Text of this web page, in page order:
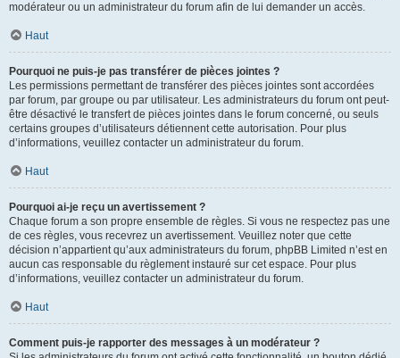
modérateur ou un administrateur du forum afin de lui demander un accès.
Haut
Pourquoi ne puis-je pas transférer de pièces jointes ?
Les permissions permettant de transférer des pièces jointes sont accordées
par forum, par groupe ou par utilisateur. Les administrateurs du forum ont peut-
être désactivé le transfert de pièces jointes dans le forum concerné, ou seuls
certains groupes d’utilisateurs détiennent cette autorisation. Pour plus
d’informations, veuillez contacter un administrateur du forum.
Haut
Pourquoi ai-je reçu un avertissement ?
Chaque forum a son propre ensemble de règles. Si vous ne respectez pas une
de ces règles, vous recevrez un avertissement. Veuillez noter que cette
décision n’appartient qu’aux administrateurs du forum, phpBB Limited n’est en
aucun cas responsable du règlement instauré sur cet espace. Pour plus
d’informations, veuillez contacter un administrateur du forum.
Haut
Comment puis-je rapporter des messages à un modérateur ?